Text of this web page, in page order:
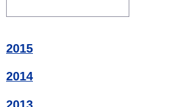
2015
2014